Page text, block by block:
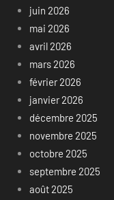
juin 2026
mai 2026
avril 2026
mars 2026
février 2026
janvier 2026
décembre 2025
novembre 2025
octobre 2025
septembre 2025
août 2025